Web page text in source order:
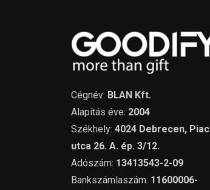
Cégnév: BLAN Kft.
Alapítás éve: 2004
Székhely: 4024 Debrecen, Piac
utca 26. A. ép. 3/12.
Adószám: 13413543-2-09
Bankszámlaszám: 11600006-